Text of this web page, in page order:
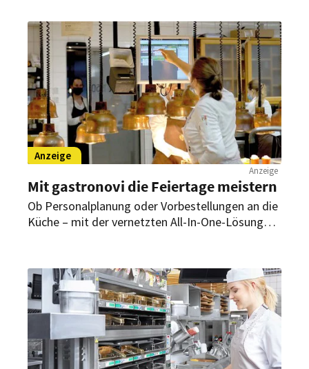
Gastronomie-Software wird deutlich, dass die
Branche nach ganzheitlichen Systemen verlangt.
Anzeige
Anzeige
Mit gastronovi die Feiertage meistern
Ob Personalplanung oder Vorbestellungen an die
Küche – mit der vernetzten All-In-One-Lösung
Transparenz und senkt die Kosten.